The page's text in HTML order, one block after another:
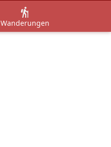
Wanderungen